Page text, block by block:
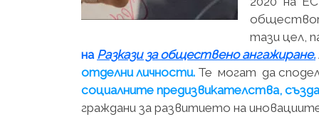
тази цел,
на Разкази за обществено ангажиране.
отделни личности. Те могат да
социалните предизвикателства,
граждани за развитието на